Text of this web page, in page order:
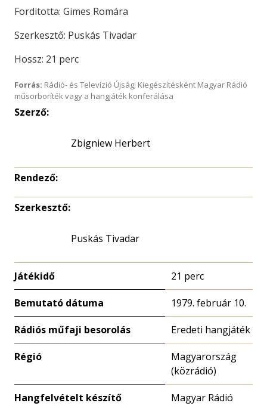
Forditotta: Gimes Romára
Szerkesztő: Puskás Tivadar
Hossz: 21 perc
Forrás: Rádió- és Televízió Újság; Kiegészítésként Magyar Rádió
műsorboríték vagy a hangjáték konferálása
Szerző:
Zbigniew Herbert
Rendező:
Szerkesztő:
Puskás Tivadar
Játékidő 21 perc
Bemutató dátuma 1979. február 10.
Rádiós műfaji besorolás Eredeti hangjáték
Régió
Magyarország
(közrádió)
Hangfelvételt készítő
Magyar Rádió